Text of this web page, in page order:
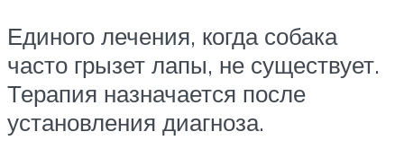
Единого лечения, когда собака
часто грызет лапы, не существует.
Терапия назначается после
установления диагноза.